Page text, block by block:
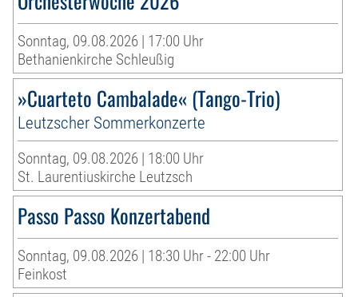
Sonntag, 09.08.2026 | 17:00 Uhr
Bethanienkirche Schleußig
»Cuarteto Cambalade« (Tango-Trio)
Leutzscher Sommerkonzerte
Sonntag, 09.08.2026 | 18:00 Uhr
St. Laurentiuskirche Leutzsch
Passo Passo Konzertabend
Sonntag, 09.08.2026 | 18:30 Uhr - 22:00 Uhr
Feinkost